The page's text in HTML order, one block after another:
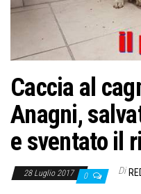
Caccia al
Anagni,
e sventato il
28 Luglio 2017 0 Di